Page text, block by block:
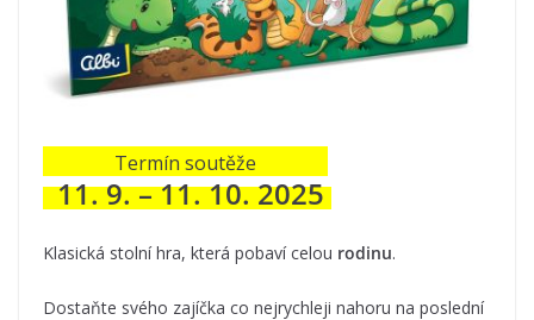
Termín soutěže
11. 9. – 11. 10. 2025
Klasická stolní hra, která pobaví celou rodinu.
Dostaňte svého zajíčka co nejrychleji nahoru na poslední